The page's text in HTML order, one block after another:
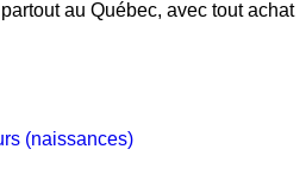
au Québec, avec tout achat
(naissances)